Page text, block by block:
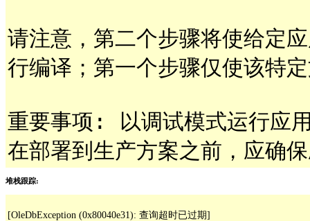
请注意，第二个步骤将使给定
行编译；第一个步骤仅使该特
重要事项: 以调试模式运行应
在部署到生产方案之前，应确
堆栈跟踪:
[OleDbException (0x80040e31): 查询超时已过期]